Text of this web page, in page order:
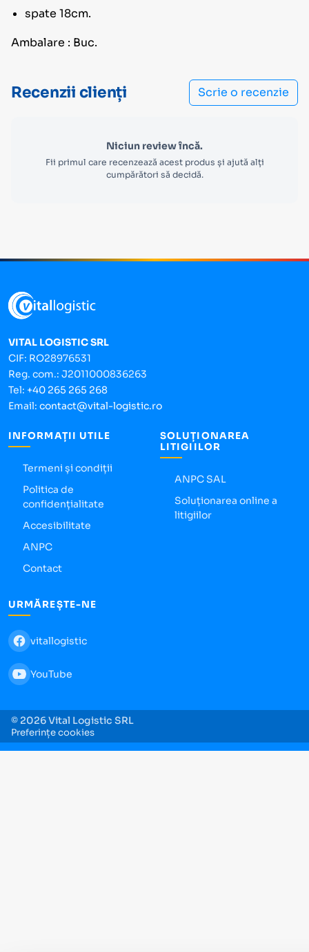
spate 18cm.
Ambalare : Buc.
Recenzii clienți Scrie o recenzie
Niciun review încă.
Fii primul care recenzează acest produs și ajută alți
cumpărători să decidă.
VITAL LOGISTIC SRL
CIF: RO28976531
Reg. com.: J2011000836263
Tel: +40 265 265 268
Email: contact@vital-logistic.ro
INFORMAȚII UTILE
Termeni și condiții
Politica de
confidențialitate
Accesibilitate
ANPC
Contact
SOLUȚIONAREA
LITIGIILOR
ANPC SAL
Soluționarea online a
litigiilor
URMĂREȘTE-NE
vitallogistic
YouTube
© 2026 Vital Logistic SRL
Preferințe cookies